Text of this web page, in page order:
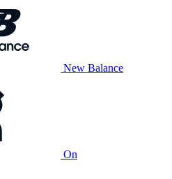
New Balance
On